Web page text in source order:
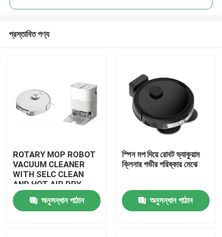
প্রস্তাবিত পণ্য
ROTARY MOP ROBOT
VACUUM CLEANER
WITH SELC CLEAN
AND HOT AIR DRY
MOP
অনুসন্ধান পাঠান
স্পিন মপ দিয়ে রোবট ভ্যাকুয়াম
ক্লিনার গভীর পরিষ্কার মেঝে
অনুসন্ধান পাঠান